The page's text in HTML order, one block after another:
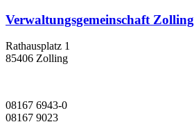
Verwaltungsgemeinschaft Zolling
Rathausplatz 1
85406 Zolling
08167 6943-0
08167 9023